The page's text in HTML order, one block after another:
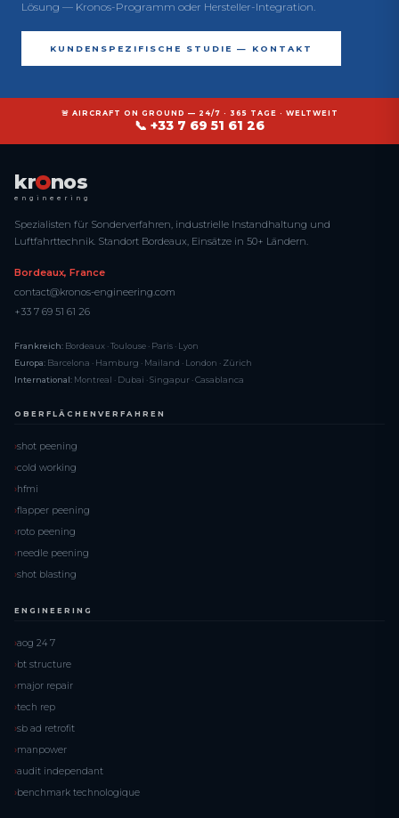
Lösung — Kronos-Programm oder Hersteller-Integration.
KUNDENSPEZIFISCHE STUDIE — KONTAKT
🚨 AIRCRAFT ON GROUND — 24/7 · 365 TAGE · WELTWEIT
📞 +33 7 69 51 61 26
kr nos
engineering
Spezialisten für Sonderverfahren, industrielle Instandhaltung und
Luftfahrttechnik. Standort Bordeaux, Einsätze in 50+ Ländern.
Bordeaux, France
contact@kronos-engineering.com
+33 7 69 51 61 26
Frankreich: Bordeaux · Toulouse · Paris · Lyon
Europa: Barcelona · Hamburg · Mailand · London · Zürich
International: Montreal · Dubai · Singapur · Casablanca
OBERFLÄCHENVERFAHREN
shot peening
cold working
hfmi
flapper peening
roto peening
needle peening
shot blasting
ENGINEERING
aog 24 7
bt structure
major repair
tech rep
sb ad retrofit
manpower
audit independant
benchmark technologique